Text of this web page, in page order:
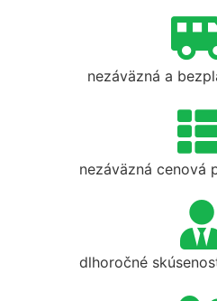
nezáväzná a
nezáväzná cenová
dlhoročné